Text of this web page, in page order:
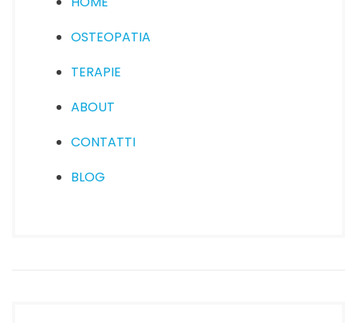
OSTEOPATIA
TERAPIE
ABOUT
CONTATTI
BLOG